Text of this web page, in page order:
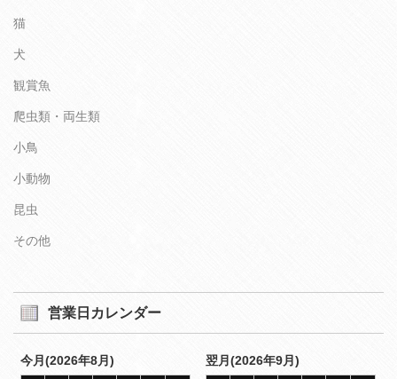
猫
犬
観賞魚
爬虫類・両生類
小鳥
小動物
昆虫
その他
営業日カレンダー
今月(2026年8月)
翌月(2026年9月)